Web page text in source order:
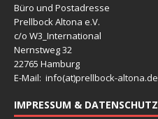
Büro und Postadresse
Prellbock Altona e.V.
c/o W3_International
Nernstweg 32
22765 Hamburg
E-Mail: info(at)prellbock-altona.de
IMPRESSUM & DATENSCHUTZ